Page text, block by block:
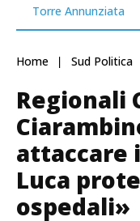
Torre Annunziata
Home Sud Politica
Regionali
attaccare
Luca
ospedali»